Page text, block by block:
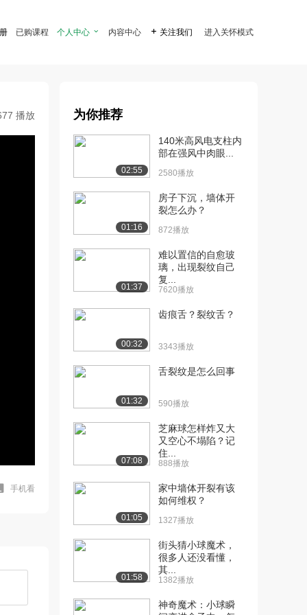
已购课程 个人中心  内容中心  关注我们 进入关怀模式
播放
手机看
为你推荐
02:55
140米高风电支柱内
部在强风中肉眼...
2580播放
01:16
房子下沉，墙体开
裂怎么办？
872播放
01:37
难以置信的自愈玻
璃，出现裂纹自己
复...
7620播放
00:32
齿痕舌？裂纹舌？
3343播放
01:32
舌裂纹是怎么回事
590播放
07:08
芝麻球怎样炸又大
又空心不塌陷？记
住...
888播放
01:05
家中墙体开裂有该
如何维权？
1327播放
01:58
街头猜小球魔术，
很多人还没看懂，
其...
1382播放
神奇魔术：小球瞬